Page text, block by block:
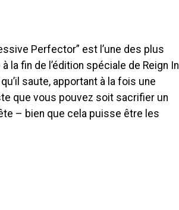
Perfector” est l’une des plus
la fin de l’édition spéciale de Reign In
saute, apportant à la fois une
que vous pouvez soit sacrifier un
– bien que cela puisse être les